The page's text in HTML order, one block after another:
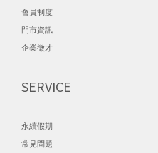
會員制度
門市資訊
企業徵才
SERVICE
永續假期
常見問題